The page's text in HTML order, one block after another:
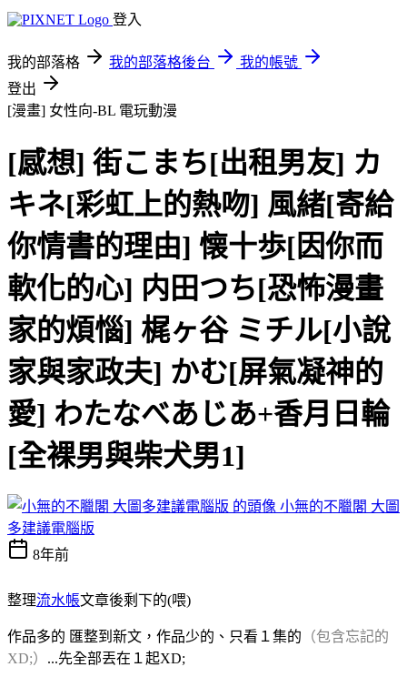
登入
我的部落格 我的部落格後台
我的帳號
登出
[漫畫] 女性向-BL 電玩動漫
[感想] 街こまち[出租男友] カ
キネ[彩虹上的熱吻] 風緒[寄給
你情書的理由] 懐十歩[因你而
軟化的心] 内田つち[恐怖漫畫
家的煩惱] 梶ヶ谷 ミチル[小說
家與家政夫] かむ[屏氣凝神的
愛] わたなべあじあ+香月日輪
[全裸男與柴犬男1]
小無的不臘閣 大圖
多建議電腦版
8年前
整理流水帳文章後剩下的(喂)
作品多的 匯整到新文，作品少的、只看１集的 （包含忘記的
XD;） ...先全部丟在１起XD;